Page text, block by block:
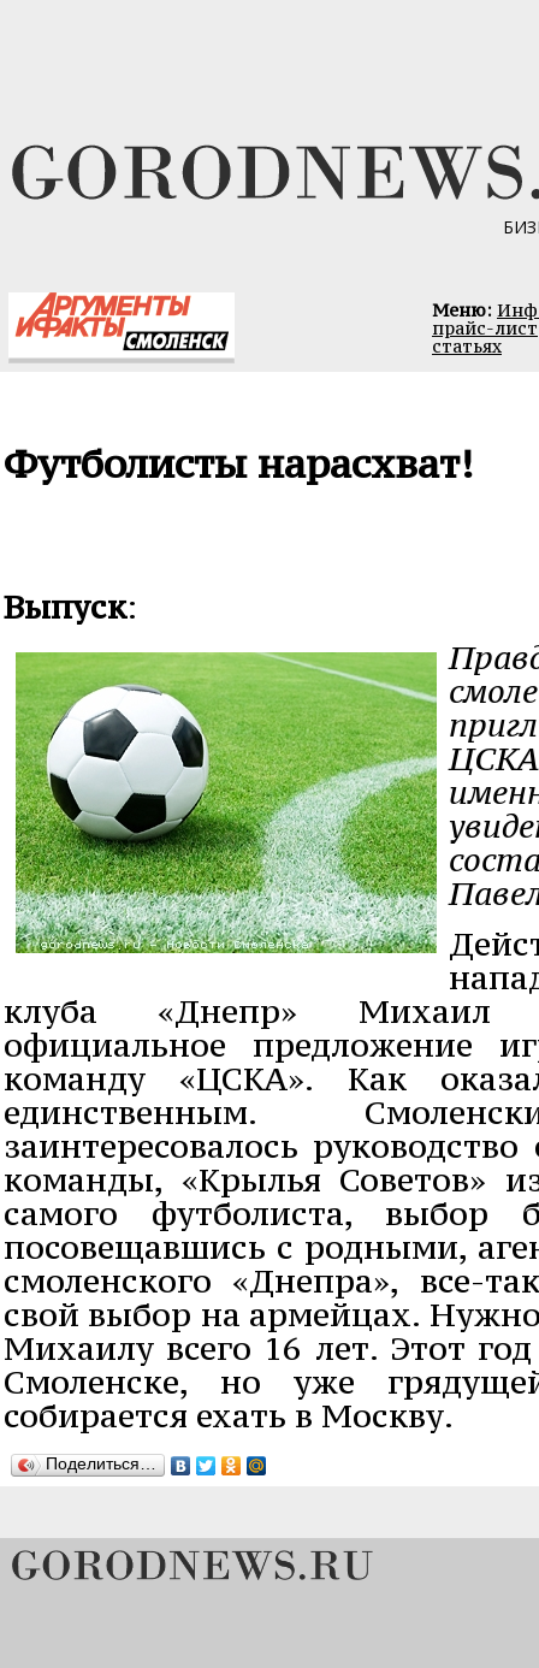
Меню:
прайс-лист
статьях
Футболисты нарасхват!
Выпуск:
клуба «Днепр» Михаил
официальное предложение
команду «ЦСКА». Как
единственным.
заинтересовалось
команды, «Крылья Советов»
самого футболиста, выбор
посовещавшись с родными,
смоленского «Днепра», все-
свой выбор на армейцах.
Михаилу всего 16 лет. Этот
Смоленске, но уже
собирается ехать в Москву.
Поделиться…